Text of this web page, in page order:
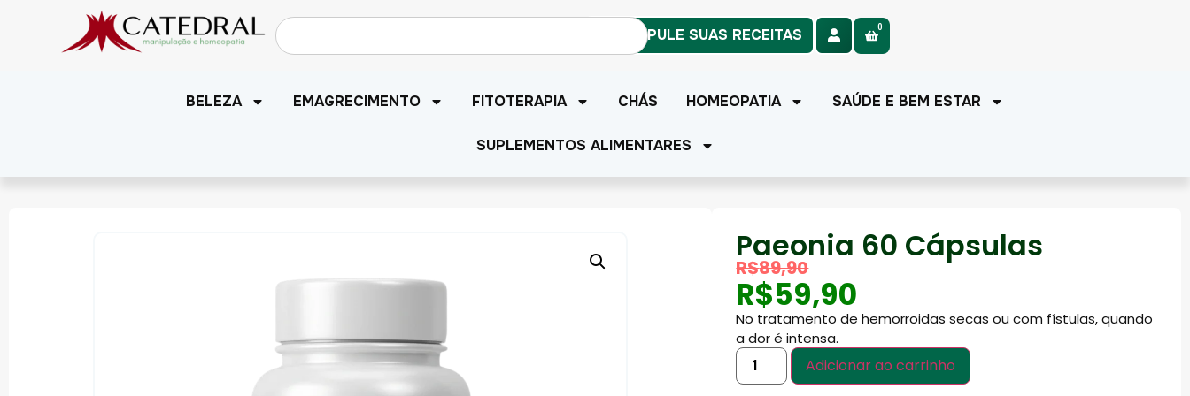
MANIPULE SUAS RECEITAS 0
BELEZA EMAGRECIMENTO FITOTERAPIA CHÁS HOMEOPATIA SAÚDE E BEM ESTAR
SUPLEMENTOS ALIMENTARES
Paeonia 60 Cápsulas
R$89,90
R$59,90
No tratamento de hemorroidas secas ou com fístulas, quando
a dor é intensa.
Adicionar ao carrinho